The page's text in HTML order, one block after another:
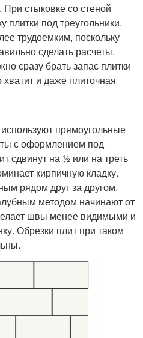
При стыковке со стеной
плитки под треугольники.
трудоемким, поскольку
сделать расчеты.
сразу брать запас плитки
хватит и даже плиточная
прямоугольные
с оформлением под
сдвинут на ½ или на треть
кирпичную кладку.
рядом друг за другом.
методом начинают от
швы менее видимыми и
Обрезки плит при таком